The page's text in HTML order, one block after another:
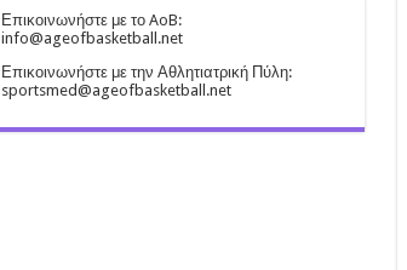
Επικοινωνήστε με το AoB:
info@ageofbasketball.net
Επικοινωνήστε με την Αθλητιατρική Πύλη:
sportsmed@ageofbasketball.net